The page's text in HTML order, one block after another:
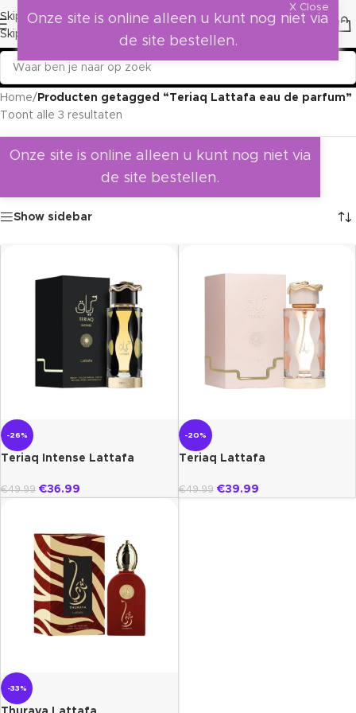
Skip to navigation
Skip to main content
Home/ Producten getagged “Teriaq Lattafa eau de parfum”
Toont alle 3 resultaten
Onze site is online alleen u kunt nog niet via
de site bestellen.
Show sidebar
-26%
Teriaq Intense Lattafa
€49.99 €36.99
-20%
Teriaq Lattafa
€49.99 €39.99
-33%
X Close
Onze site is online alleen u kunt nog niet via
de site bestellen.